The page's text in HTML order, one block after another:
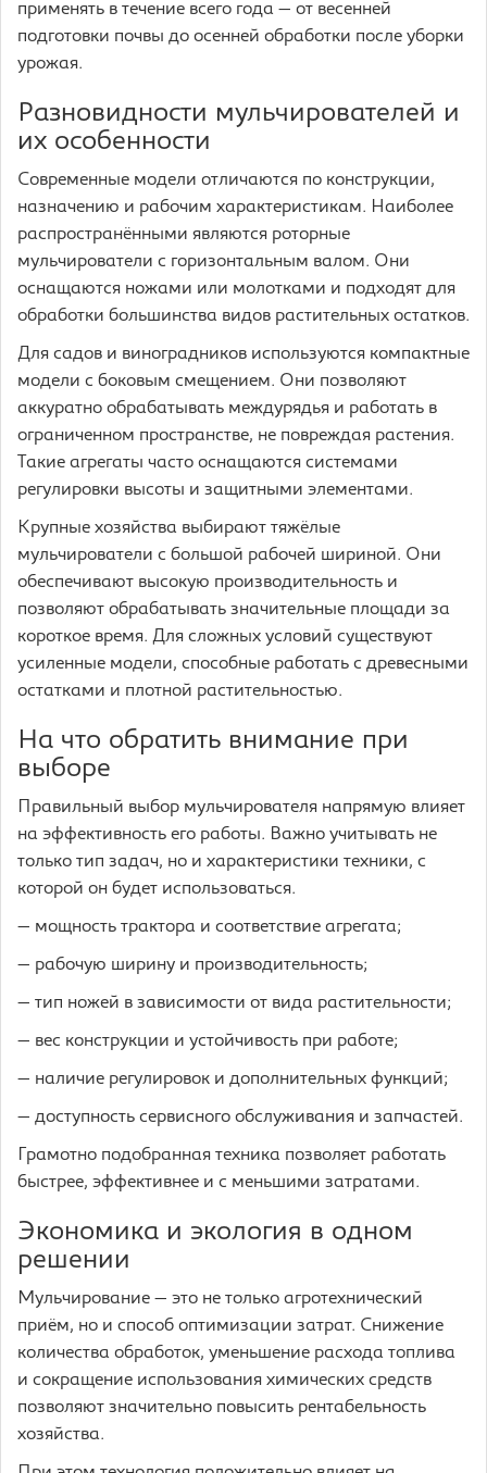
применять в течение всего года — от весенней
подготовки почвы до осенней обработки после уборки
урожая.
Разновидности мульчирователей и
их особенности
Современные модели отличаются по конструкции,
назначению и рабочим характеристикам. Наиболее
распространёнными являются роторные
мульчирователи с горизонтальным валом. Они
оснащаются ножами или молотками и подходят для
обработки большинства видов растительных остатков.
Для садов и виноградников используются компактные
модели с боковым смещением. Они позволяют
аккуратно обрабатывать междурядья и работать в
ограниченном пространстве, не повреждая растения.
Такие агрегаты часто оснащаются системами
регулировки высоты и защитными элементами.
Крупные хозяйства выбирают тяжёлые
мульчирователи с большой рабочей шириной. Они
обеспечивают высокую производительность и
позволяют обрабатывать значительные площади за
короткое время. Для сложных условий существуют
усиленные модели, способные работать с древесными
остатками и плотной растительностью.
На что обратить внимание при
выборе
Правильный выбор мульчирователя напрямую влияет
на эффективность его работы. Важно учитывать не
только тип задач, но и характеристики техники, с
которой он будет использоваться.
— мощность трактора и соответствие агрегата;
— рабочую ширину и производительность;
— тип ножей в зависимости от вида растительности;
— вес конструкции и устойчивость при работе;
— наличие регулировок и дополнительных функций;
— доступность сервисного обслуживания и запчастей.
Грамотно подобранная техника позволяет работать
быстрее, эффективнее и с меньшими затратами.
Экономика и экология в одном
решении
Мульчирование — это не только агротехнический
приём, но и способ оптимизации затрат. Снижение
количества обработок, уменьшение расхода топлива
и сокращение использования химических средств
позволяют значительно повысить рентабельность
хозяйства.